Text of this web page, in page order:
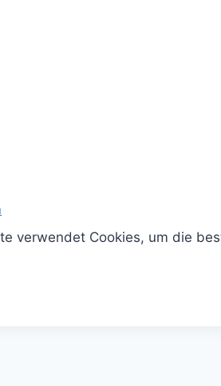
verwendet Cookies, um die